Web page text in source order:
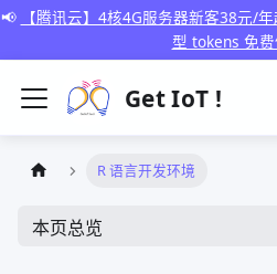
📢
【腾讯云】4核4G服务器新客38元/
型 tokens 免
Get IoT !
R 语言开发环境
本页总览